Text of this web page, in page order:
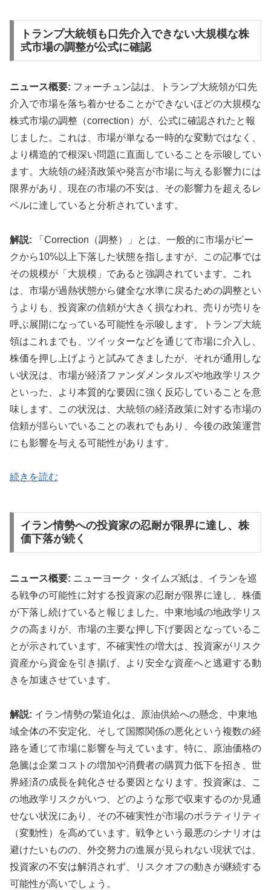
トランプ大統領も口先介入できない大規模な株
式市場の調整が公式に確認
ニュース概要: フォーチュン誌は、トランプ大統領が口先
介入で市場を落ち着かせることができないほどの大規模な
株式市場の調整（correction）が、公式に確認されたと報
じました。これは、市場が単なる一時的な変動ではなく、
より構造的で根深い問題に直面していることを示唆してい
ます。大統領の経済政策や発言が市場に与える影響力には
限界があり、現在の市場の不安は、その影響力を超えるレ
ベルに達していると分析されています。
解説: 「Correction（調整）」とは、一般的に市場がピー
クから10%以上下落した状態を指しますが、この記事では
その規模が「大規模」であると強調されています。これ
は、市場が過熱状態から健全な水準に戻るための調整とい
うよりも、投資家の信頼が大きく損なわれ、売りが売りを
呼ぶ展開になっている可能性を示唆します。トランプ大統
領はこれまでも、ツイッターなどを通じて市場に介入し、
株価を押し上げようと試みてきましたが、それが通用しな
い状況は、市場が経済ファンダメンタルズや地政学リスク
といった、より本質的な要因に強く反応していることを意
味します。この状況は、大統領の経済政策に対する市場の
信頼が揺らいでいることの表れでもあり、今後の政策運営
にも影響を与える可能性があります。
続きを読む
イラン情勢への投資家の忍耐が限界に達し、株
価下落が続く
ニュース概要: ニューヨーク・タイムズ紙は、イランを巡
る戦争の可能性に対する投資家の忍耐が限界に達し、株価
が下落し続けていると報じました。中東地域の地政学リス
クの高まりが、市場の主要な押し下げ要因となっているこ
とが示されています。不確実性の増大は、投資家がリスク
資産から資金を引き揚げ、より安全な資産へと逃避する動
きを加速させています。
解説: イラン情勢の緊迫化は、原油供給への懸念、中東地
域全体の不安定化、そして国際関係の悪化という複数の経
路を通じて市場に影響を与えています。特に、原油価格の
急騰は企業コストの増加や消費者の購買力低下を招き、世
界経済の成長を鈍化させる要因となります。投資家は、こ
の地政学リスクがいつ、どのような形で収束するのか見通
せない状況にあり、その不確実性が市場のボラティリティ
（変動性）を高めています。戦争という最悪のシナリオは
避けたいものの、外交努力の進展が見られない現状では、
投資家の不安は解消されず、リスクオフの動きが継続する
可能性が高いでしょう。